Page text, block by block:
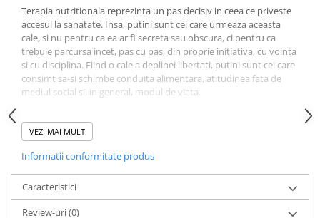
Sport
Starea de bine
Terapii Alternative
AudioBook
Biografii, Memorii, Jurnale
Carti erotice
Carti pentru Adolescenti, Young
Adult
Crime, Thriller, Mistery
Terapia nutritionala reprezinta un pas decisiv in ceea ce priveste
accesul la sanatate. Insa, putini sunt cei care urmeaza aceasta
cale, si nu pentru ca ea ar fi secreta sau obscura, ci pentru ca
trebuie parcursa incet, pas cu pas, din proprie initiativa, cu vointa
si cu disciplina. Fiind o cale a deplinei libertati, putini sunt cei care
consimt sa-si schimbe conduita alimentara, atitudinea fata de
mediul social si, in general, modul de viata.
cu hartuire emotionala, cu mancaruri denaturate si cu
sprijin tocmai in alimentatie.
Am intalnit, in peregrinarile mele gazetaresti, in urma cu 12 ani,
un specialist ce a probat, cu fapte, insusiri pe care le-as dori
multiaplicate la scara intregii tari. Am fi cel putin de o suta de mii
VEZI MAI MULT
Informatii conformitate produs
Caracteristici
Review-uri(0)